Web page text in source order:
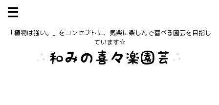
「植物は強い。」をコンセプトに、気楽に楽しんで喜べる園芸を目指し
ています☆